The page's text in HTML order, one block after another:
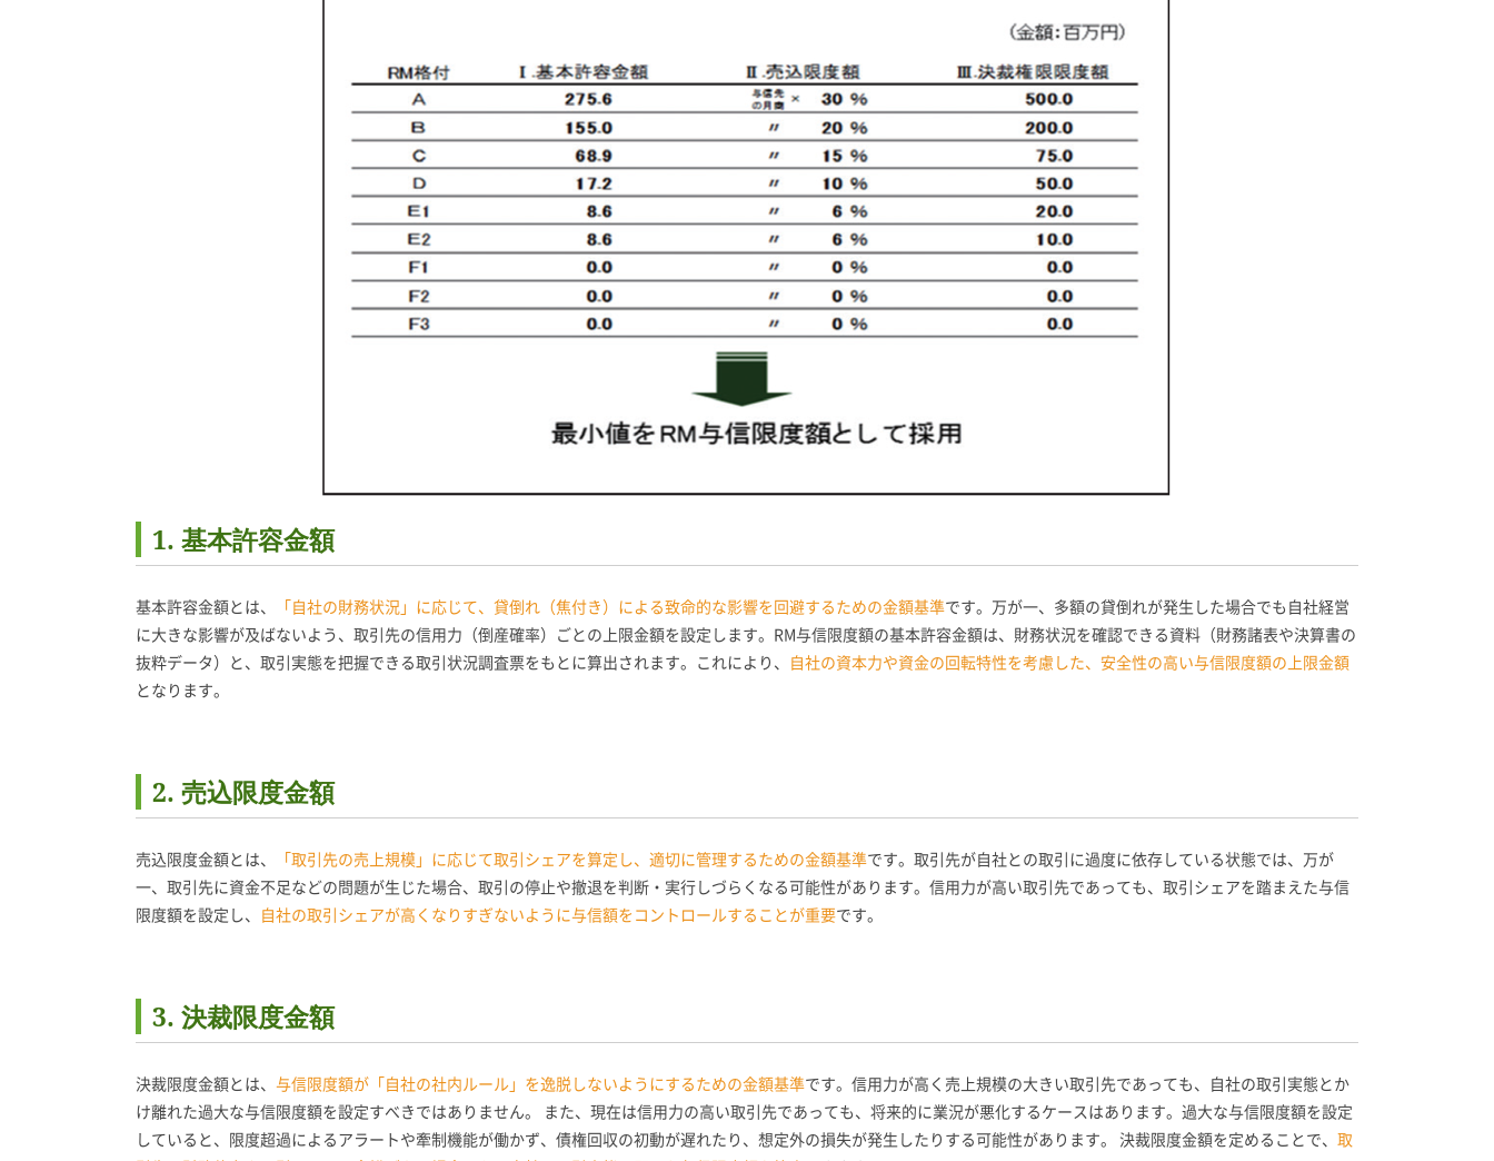
1. 基本許容金額
基本許容金額とは、 「自社の財務状況」に応じて、貸倒れ（焦付き）による致命的な影響を回避するための金額基準です。万が一、多額の貸倒れが発生した場合でも自社経営
に大きな影響が及ばないよう、取引先の信用力（倒産確率）ごとの上限金額を設定します。RM与信限度額の基本許容金額は、財務状況を確認できる資料（財務諸表や決算書の
抜粋データ）と、取引実態を把握できる取引状況調査票をもとに算出されます。これにより、
自社の資本力や資金の回転特性を考慮した、安全性の高い与信限度額の上限金額
となります。
2. 売込限度金額
売込限度金額とは、 「取引先の売上規模」に応じて取引シェアを算定し、適切に管理するための金額基準です。取引先が自社との取引に過度に依存している状態では、万が
一、取引先に資金不足などの問題が生じた場合、取引の停止や撤退を判断・実行しづらくなる可能性があります。信用力が高い取引先であっても、取引シェアを踏まえた与信
限度額を設定し、
自社の取引シェアが高くなりすぎないように与信額をコントロールすることが重要です。
3. 決裁限度金額
決裁限度金額とは、 与信限度額が「自社の社内ルール」を逸脱しないようにするための金額基準です。信用力が高く売上規模の大きい取引先であっても、自社の取引実態とか
け離れた過大な与信限度額を設定すべきではありません。 また、現在は信用力の高い取引先であっても、将来的に業況が悪化するケースはあります。過大な与信限度額を設定
していると、限度超過によるアラートや牽制機能が働かず、債権回収の初動が遅れたり、想定外の損失が発生したりする可能性があります。 決裁限度金額を定めることで、 取